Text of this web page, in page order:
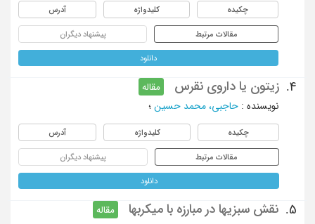
چکیده کلیدواژه آدرس
مقالات مرتبط پیشنهاد دیگران
دانلود
4. زیتون یا داروی نقرس
مقاله
نویسنده : حاجبی، محمد حسین ؛
چکیده کلیدواژه آدرس
مقالات مرتبط پیشنهاد دیگران
دانلود
5. نقش سبزیها در مبارزه با میکربها
مقاله